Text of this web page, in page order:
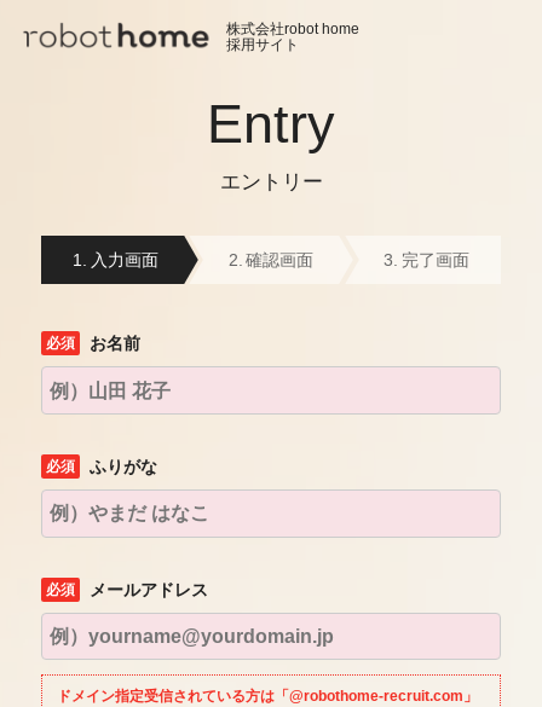
株式会社robot home
採用サイト
エントリー
Entry
入力画面 確認画面 完了画面
お名前
ふりがな
メールアドレス
ドメイン指定受信されている方は「@robothome-recruit.com」